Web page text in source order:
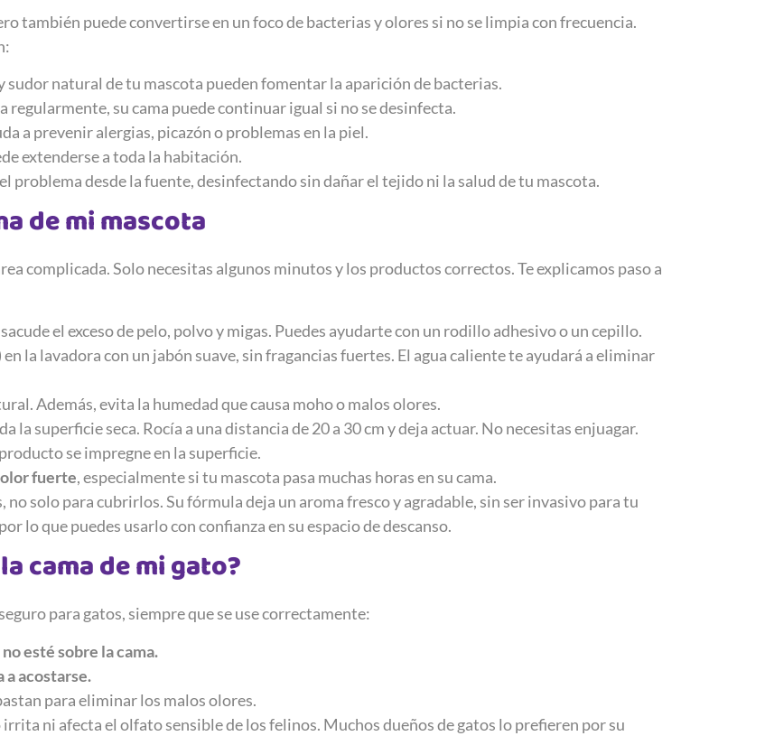
también puede convertirse en un foco de bacterias y olores si no se limpia con frecuencia.
sudor natural de tu mascota pueden fomentar la aparición de bacterias.
regularmente, su cama puede continuar igual si no se desinfecta.
a prevenir alergias, picazón o problemas en la piel.
extenderse a toda la habitación.
problema desde la fuente, desinfectando sin dañar el tejido ni la salud de tu mascota.
de mi mascota
complicada. Solo necesitas algunos minutos y los productos correctos. Te explicamos paso a
el exceso de pelo, polvo y migas. Puedes ayudarte con un rodillo adhesivo o un cepillo.
en la lavadora con un jabón suave, sin fragancias fuertes. El agua caliente te ayudará a eliminar
Además, evita la humedad que causa moho o malos olores.
la superficie seca. Rocía a una distancia de 20 a 30 cm y deja actuar. No necesitas enjuagar.
se impregne en la superficie.
olor fuerte, especialmente si tu mascota pasa muchas horas en su cama.
solo para cubrirlos. Su fórmula deja un aroma fresco y agradable, sin ser invasivo para tu
lo que puedes usarlo con confianza en su espacio de descanso.
cama de mi gato?
para gatos, siempre que se use correctamente:
no esté sobre la cama.
a acostarse.
para eliminar los malos olores.
ni afecta el olfato sensible de los felinos. Muchos dueños de gatos lo prefieren por su